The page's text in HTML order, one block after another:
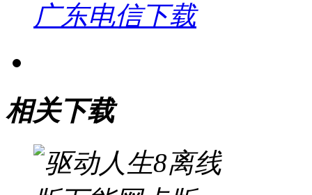
广东电信下载
相关下载